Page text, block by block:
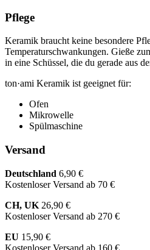
Pflege
Keramik braucht keine besondere
Temperaturschwankungen. Gieße
in eine Schüssel, die du gerade aus
ton·ami Keramik ist geeignet für:
Ofen
Mikrowelle
Spülmaschine
Versand
Deutschland 6,90 €
Kostenloser Versand ab 70 €
CH, UK 26,90 €
Kostenloser Versand ab 270 €
EU 15,90 €
Kostenloser Versand ab 160 €